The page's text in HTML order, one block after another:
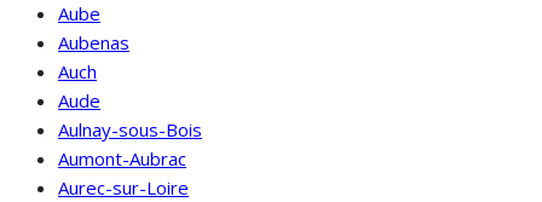
Aube
Aubenas
Auch
Aude
Aulnay-sous-Bois
Aumont-Aubrac
Aurec-sur-Loire